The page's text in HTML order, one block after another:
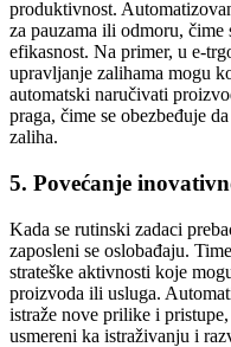
produktivnost.
za pauzama ili odmoru,
efikasnost. Na primer, u e-
upravljanje zalihama mogu
automatski naručivati
praga, čime se obezbeđuje
zaliha.
5. Povećanje
Kada se rutinski zadaci
zaposleni se oslobađaju.
strateške aktivnosti koje
proizvoda ili usluga.
istraže nove prilike i
usmereni ka istraživanju i